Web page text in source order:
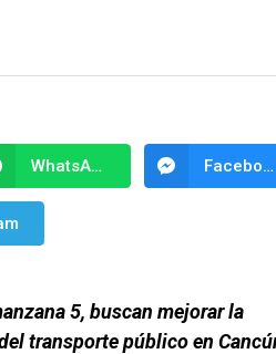
WhatsApp Facebook Messenger
5, buscan mejorar la
transporte público en